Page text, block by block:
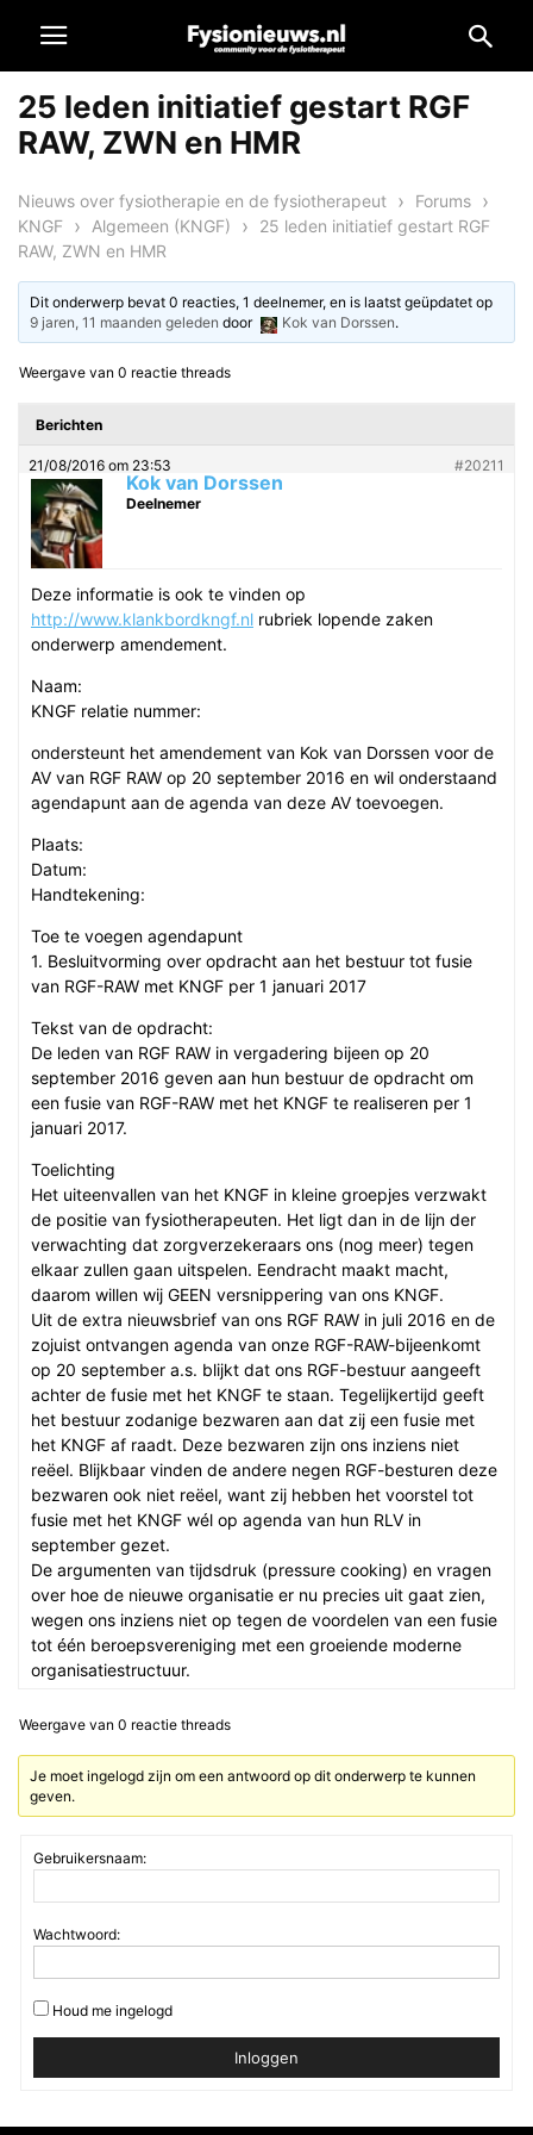
25 leden initiatief gestart RGF
RAW, ZWN en HMR
Nieuws over fysiotherapie en de fysiotherapeut › Forums ›
KNGF › Algemeen (KNGF) ›
25 leden initiatief gestart RGF
RAW, ZWN en HMR
Dit onderwerp bevat 0 reacties, 1 deelnemer, en is laatst geüpdatet op
9 jaren, 11 maanden geleden door Kok van Dorssen.
Weergave van 0 reactie threads
Berichten
21/08/2016 om 23:53 #20211
Kok van Dorssen
Deelnemer
Deze informatie is ook te vinden op
http://www.klankbordkngf.nl rubriek lopende zaken
onderwerp amendement.
Naam:
KNGF relatie nummer:
ondersteunt het amendement van Kok van Dorssen voor de
AV van RGF RAW op 20 september 2016 en wil onderstaand
agendapunt aan de agenda van deze AV toevoegen.
Plaats:
Datum:
Handtekening:
Toe te voegen agendapunt
1. Besluitvorming over opdracht aan het bestuur tot fusie
van RGF-RAW met KNGF per 1 januari 2017
Tekst van de opdracht:
De leden van RGF RAW in vergadering bijeen op 20
september 2016 geven aan hun bestuur de opdracht om
een fusie van RGF-RAW met het KNGF te realiseren per 1
januari 2017.
Toelichting
Het uiteenvallen van het KNGF in kleine groepjes verzwakt
de positie van fysiotherapeuten. Het ligt dan in de lijn der
verwachting dat zorgverzekeraars ons (nog meer) tegen
elkaar zullen gaan uitspelen. Eendracht maakt macht,
daarom willen wij GEEN versnippering van ons KNGF.
Uit de extra nieuwsbrief van ons RGF RAW in juli 2016 en de
zojuist ontvangen agenda van onze RGF-RAW-bijeenkomt
op 20 september a.s. blijkt dat ons RGF-bestuur aangeeft
achter de fusie met het KNGF te staan. Tegelijkertijd geeft
het bestuur zodanige bezwaren aan dat zij een fusie met
het KNGF af raadt. Deze bezwaren zijn ons inziens niet
reëel. Blijkbaar vinden de andere negen RGF-besturen deze
bezwaren ook niet reëel, want zij hebben het voorstel tot
fusie met het KNGF wél op agenda van hun RLV in
september gezet.
De argumenten van tijdsdruk (pressure cooking) en vragen
over hoe de nieuwe organisatie er nu precies uit gaat zien,
wegen ons inziens niet op tegen de voordelen van een fusie
tot één beroepsvereniging met een groeiende moderne
organisatiestructuur.
Weergave van 0 reactie threads
Je moet ingelogd zijn om een antwoord op dit onderwerp te kunnen
geven.
Gebruikersnaam:
Wachtwoord:
Houd me ingelogd
Inloggen